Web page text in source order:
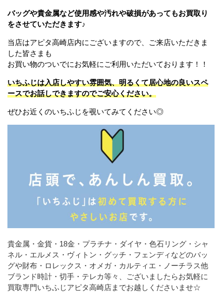
バッグや貴金属など使用感や汚れや破損があってもお買取り
をさせていただきます♪
当店はアピタ高崎店内にございますので、ご来店いただきま
した皆さまも
お買い物のついでにお気軽にご利用いただいております！！
いちふじは入店しやすい雰囲気、明るくて居心地の良いスペ
ースでお話しできますのでご安心ください。
ぜひお近くのいちふじを覗いてみてください◎
貴金属・金貨・18金・プラチナ・ダイヤ・色石リング・シャ
ネル・エルメス・ヴィトン・グッチ・フェンディなどのバッ
グや財布・ロレックス・オメガ・カルティエ・ノーチラス他
ブランド時計・切手・テレカ等々、ございましたらお気軽に
買取専門いちふじアピタ高崎店までお越しくださいませ☆